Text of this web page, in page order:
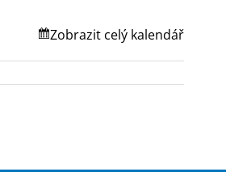
Zobrazit celý kalendář